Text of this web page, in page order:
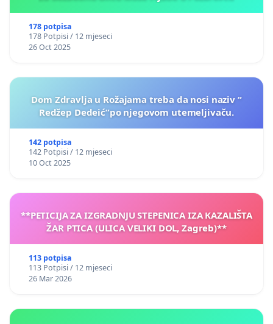
178 potpisa
178 Potpisi / 12 mjeseci
26 Oct 2025
Dom Zdravlja u Rožajama treba da nosi naziv “
Redžep Dedeić”po njegovom utemeljivaču.
142 potpisa
142 Potpisi / 12 mjeseci
10 Oct 2025
**PETICIJA ZA IZGRADNJU STEPENICA IZA KAZALIŠTA
ŽAR PTICA (ULICA VELIKI DOL, Zagreb)**
113 potpisa
113 Potpisi / 12 mjeseci
26 Mar 2026